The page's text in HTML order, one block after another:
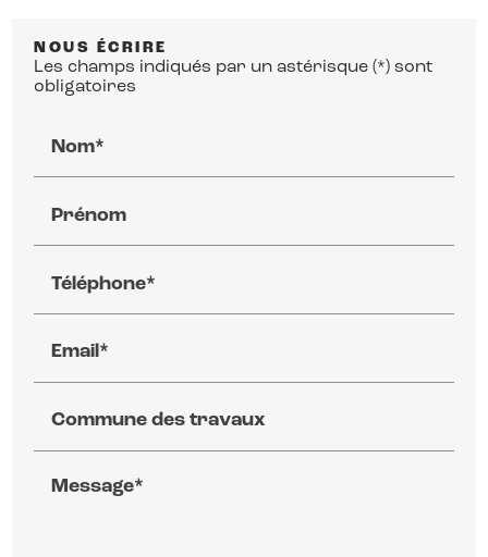
NOUS ÉCRIRE
Les champs indiqués par un astérisque (*) sont
obligatoires
Nom*
Prénom
Téléphone*
Email*
Commune des travaux
Message*